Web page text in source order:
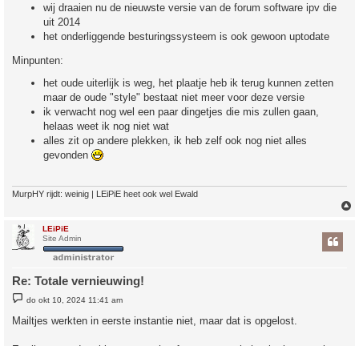
wij draaien nu de nieuwste versie van de forum software ipv die
uit 2014
het onderliggende besturingssysteem is ook gewoon uptodate
Minpunten:
het oude uiterlijk is weg, het plaatje heb ik terug kunnen zetten
maar de oude "style" bestaat niet meer voor deze versie
ik verwacht nog wel een paar dingetjes die mis zullen gaan,
helaas weet ik nog niet wat
alles zit op andere plekken, ik heb zelf ook nog niet alles
gevonden
MurpHY rijdt: weinig | LEiPiE heet ook wel Ewald
LEiPiE
Site Admin
Re: Totale vernieuwing!
e
i
do okt 10, 2024 11:41 am
Mailtjes werkten in eerste instantie niet, maar dat is opgelost.